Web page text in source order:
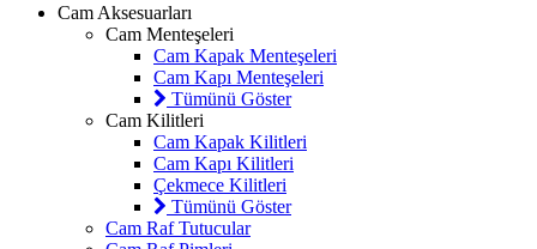
Cam Aksesuarları
Cam Menteşeleri
Cam Kapak Menteşeleri
Cam Kapı Menteşeleri
Tümünü Göster
Cam Kilitleri
Cam Kapak Kilitleri
Cam Kapı Kilitleri
Çekmece Kilitleri
Tümünü Göster
Cam Raf Tutucular